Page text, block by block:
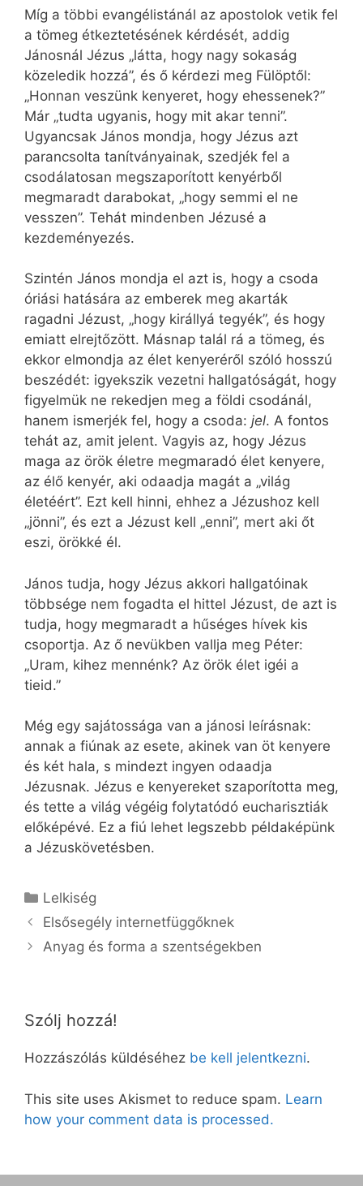
Míg a többi evangélistánál az apostolok vetik fel
a tömeg étkeztetésének kérdését, addig
Jánosnál Jézus „látta, hogy nagy sokaság
közeledik hozzá”, és ő kérdezi meg Fülöptől:
„Honnan veszünk kenyeret, hogy ehessenek?”
Már „tudta ugyanis, hogy mit akar tenni”.
Ugyancsak János mondja, hogy Jézus azt
parancsolta tanítványainak, szedjék fel a
csodálatosan megszaporított kenyérből
megmaradt darabokat, „hogy semmi el ne
vesszen”. Tehát mindenben Jézusé a
kezdeményezés.
Szintén János mondja el azt is, hogy a csoda
óriási hatására az emberek meg akarták
ragadni Jézust, „hogy királlyá tegyék”, és hogy
emiatt elrejtőzött. Másnap talál rá a tömeg, és
ekkor elmondja az élet kenyeréről szóló hosszú
beszédét: igyekszik vezetni hallgatóságát, hogy
figyelmük ne rekedjen meg a földi csodánál,
hanem ismerjék fel, hogy a csoda: jel. A fontos
tehát az, amit jelent. Vagyis az, hogy Jézus
maga az örök életre megmaradó élet kenyere,
az élő kenyér, aki odaadja magát a „világ
életéért”. Ezt kell hinni, ehhez a Jézushoz kell
„jönni”, és ezt a Jézust kell „enni”, mert aki őt
eszi, örökké él.
János tudja, hogy Jézus akkori hallgatóinak
többsége nem fogadta el hittel Jézust, de azt is
tudja, hogy megmaradt a hűséges hívek kis
csoportja. Az ő nevükben vallja meg Péter:
„Uram, kihez mennénk? Az örök élet igéi a
tieid.”
Még egy sajátossága van a jánosi leírásnak:
annak a fiúnak az esete, akinek van öt kenyere
és két hala, s mindezt ingyen odaadja
Jézusnak. Jézus e kenyereket szaporította meg,
és tette a világ végéig folytatódó eucharisztiák
előképévé. Ez a fiú lehet legszebb példaképünk
a Jézuskövetésben.
Kategória
Lelkiség
Elsősegély internetfüggőknek
Anyag és forma a szentségekben
Szólj hozzá!
Hozzászólás küldéséhez be kell jelentkezni.
This site uses Akismet to reduce spam. Learn
how your comment data is processed.